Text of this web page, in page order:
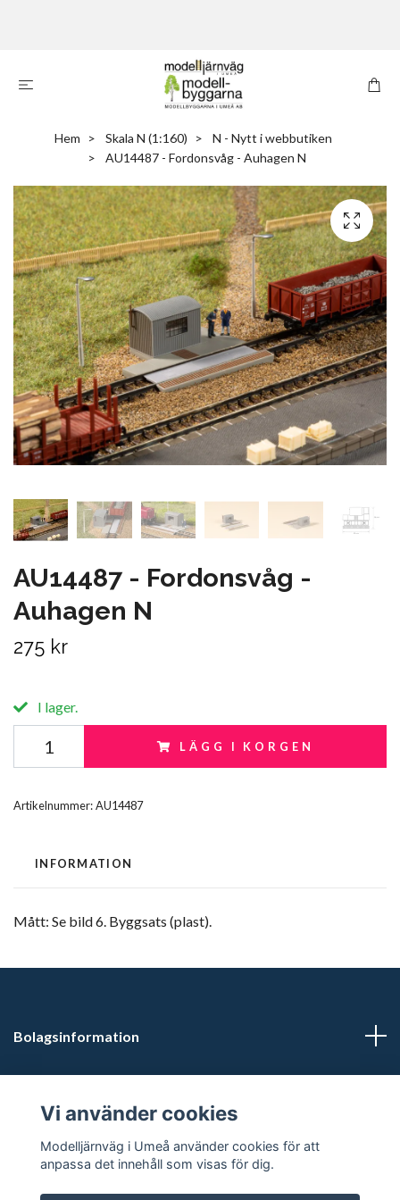
Hem Skala N (1:160)
N - Nytt i webbutiken
AU14487 - Fordonsvåg - Auhagen N
AU14487 - Fordonsvåg -
Auhagen N
275 kr
I lager.
LÄGG I KORGEN
Artikelnummer:AU14487
INFORMATION
Mått: Se bild 6. Byggsats (plast).
Bolagsinformation
Butikstider: Vardagar kl 12.00-15.00. Övrig tid efter
överenskommelse.
Vi använder cookies
Modelljärnväg i Umeå använder cookies för att
anpassa det innehåll som visas för dig.